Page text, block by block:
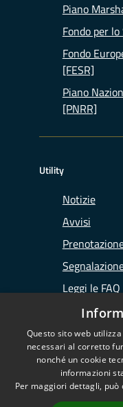
Piano
Fondo per
Fondo
[FESR]
Piano
[PNRR]
Utility
Notizie
Avvisi
Leggi le FAQ
Richiesta
RSS
Accessibilità
Questo sito web
necessari al corretto
nonché un cookie
informazioni
Per maggiori dettagli, può